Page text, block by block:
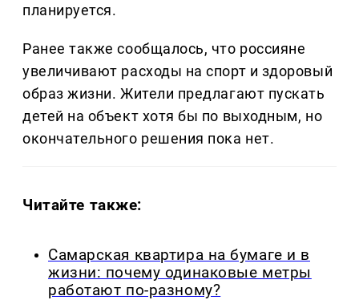
планируется.
Ранее также сообщалось, что россияне
увеличивают расходы на спорт и здоровый
образ жизни. Жители предлагают пускать
детей на объект хотя бы по выходным, но
окончательного решения пока нет.
Читайте также:
Самарская квартира на бумаге и в
жизни: почему одинаковые метры
работают по-разному?